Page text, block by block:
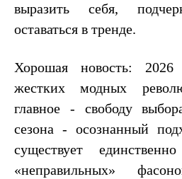
выразить себя,
оставаться в тренде.
Хорошая новость:
жестких модных
главное - свободу
сезона - осознанный
существует
«неправильных»